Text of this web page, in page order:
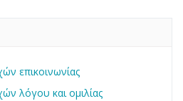
επικοινωνίας
λόγου και ομιλίας